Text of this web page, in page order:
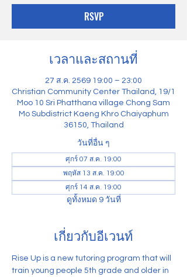
RSVP
เวลาและสถานที่
27 ส.ค. 2569 19:00 – 23:00
Christian Community Center Thailand, 19/1
Moo 10 Sri Phatthana village Chong Sam
Mo Subdistrict Kaeng Khro Chaiyaphum
36150, Thailand
วันที่อื่น ๆ
ศุกร์ 07 ส.ค. 19:00
พฤหัส 13 ส.ค. 19:00
ศุกร์ 14 ส.ค. 19:00
ดูทั้งหมด 9 วันที่
เกี่ยวกับอีเวนท์
Rise Up is a new tutoring program that will
train young people 5th grade and older in